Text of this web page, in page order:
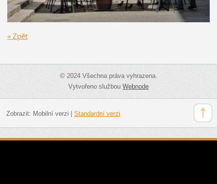
« Zpět
© 2024 Všechna práva vyhrazena.
Vytvořeno službouWebnode
Zobrazit: Mobilní verzi | Standardní verzi